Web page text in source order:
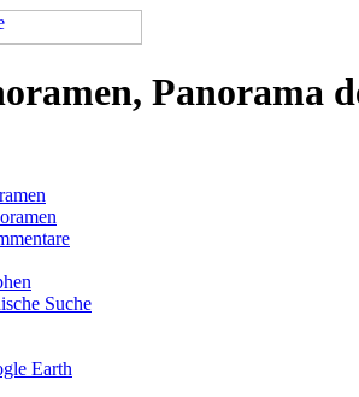
Panorama
Suche
Earth